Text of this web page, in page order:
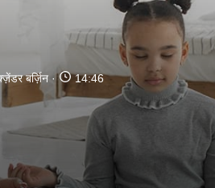
बर्ज़िन 14:46